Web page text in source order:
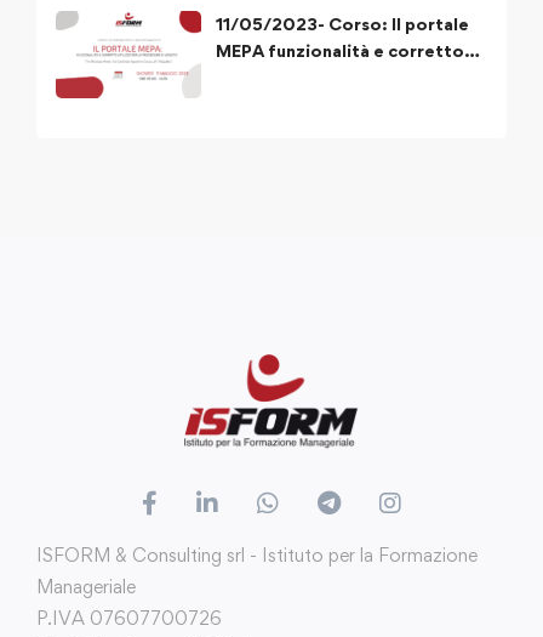
11/05/2023- Corso: Il portale
MEPA funzionalità e corretto
ISFORM & Consulting srl - Istituto per la Formazione
Manageriale
P.IVA 07607700726